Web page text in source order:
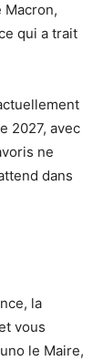
qui a trait
2027, avec
ne
dans
la
vous
le Maire,